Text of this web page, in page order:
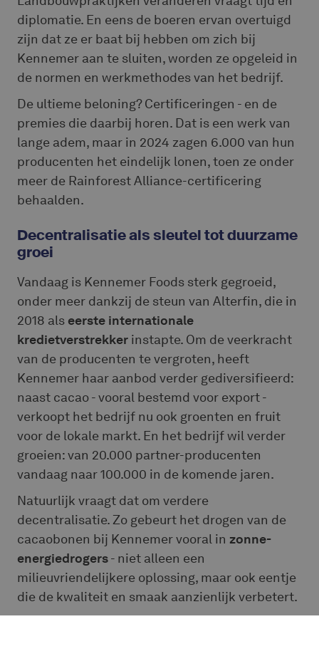
diplomatie. En eens de boeren ervan overtuigd
zijn dat ze er baat bij hebben om zich bij
Kennemer aan te sluiten, worden ze opgeleid in
de normen en werkmethodes van het bedrijf.
De ultieme beloning? Certificeringen - en de
premies die daarbij horen. Dat is een werk van
lange adem, maar in 2024 zagen 6.000 van hun
producenten het eindelijk lonen, toen ze onder
meer de Rainforest Alliance-certificering
behaalden.
Decentralisatie als sleutel tot duurzame
groei
Vandaag is Kennemer Foods sterk gegroeid,
onder meer dankzij de steun van Alterfin, die in
2018 als eerste internationale
kredietverstrekker instapte. Om de veerkracht
van de producenten te vergroten, heeft
Kennemer haar aanbod verder gediversifieerd:
naast cacao - vooral bestemd voor export -
verkoopt het bedrijf nu ook groenten en fruit
voor de lokale markt. En het bedrijf wil verder
groeien: van 20.000 partner-producenten
vandaag naar 100.000 in de komende jaren.
Natuurlijk vraagt dat om verdere
decentralisatie. Zo gebeurt het drogen van de
cacaobonen bij Kennemer vooral in zonne-
energiedrogers- niet alleen een
milieuvriendelijkere oplossing, maar ook eentje
die de kwaliteit en smaak aanzienlijk verbetert.